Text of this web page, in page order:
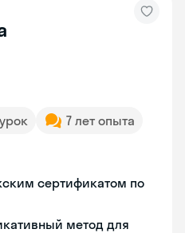
7 лет опыта
сертификатом по
метод для